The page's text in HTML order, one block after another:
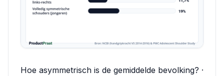
Hoe asymmetrisch is de gemiddelde bevolking? ·